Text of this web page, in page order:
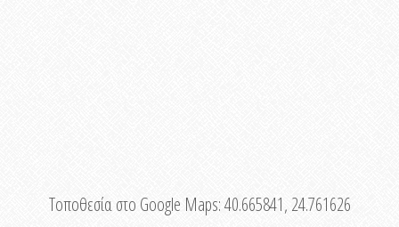
Τοποθεσία στο Google Maps:40.665841, 24.761626